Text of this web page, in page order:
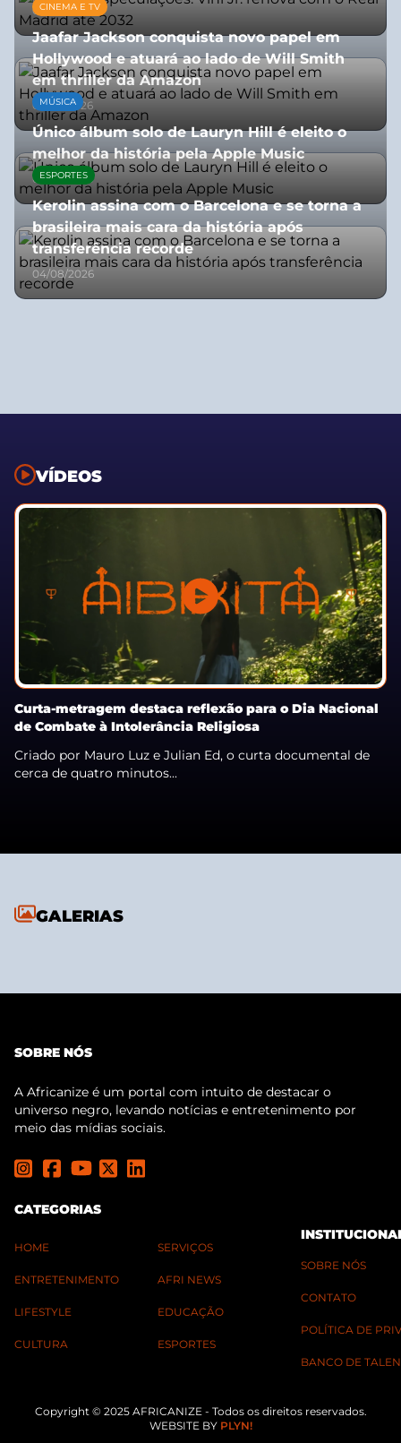
06/08/2026
CINEMA E TV
Jaafar Jackson conquista novo papel em
Hollywood e atuará ao lado de Will Smith
em thriller da Amazon
06/08/2026
MÚSICA
Único álbum solo de Lauryn Hill é eleito o
melhor da história pela Apple Music
06/08/2026
ESPORTES
Kerolin assina com o Barcelona e se torna a
brasileira mais cara da história após
transferência recorde
04/08/2026
VÍDEOS
Curta-metragem destaca reflexão para o Dia Nacional
de Combate à Intolerância Religiosa
Criado por Mauro Luz e Julian Ed, o curta documental de
cerca de quatro minutos...
GALERIAS
SOBRE NÓS
A Africanize é um portal com intuito de destacar o
universo negro, levando notícias e entretenimento por
meio das mídias sociais.
CATEGORIAS
HOME
ENTRETENIMENTO
LIFESTYLE
CULTURA
SERVIÇOS
AFRI NEWS
EDUCAÇÃO
ESPORTES
SOBRE NÓS
CONTATO
POLÍTICA DE
BANCO DE
Copyright © 2025 AFRICANIZE - Todos os direitos reservados.
WEBSITE BY PLYN!